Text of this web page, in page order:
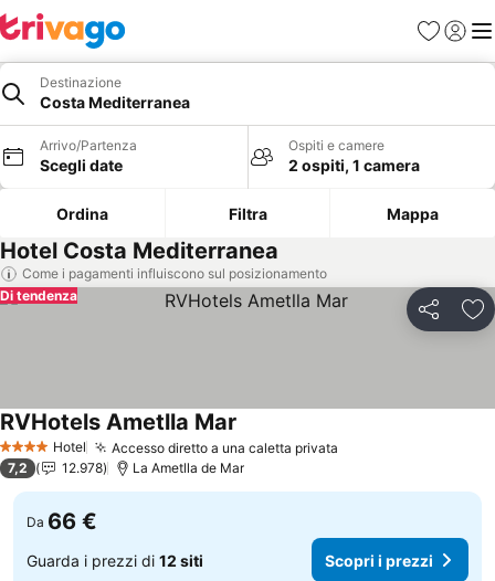
PreferitiAccedi
Destinazione
Costa Mediterranea
Arrivo/Partenza
Scegli date
Ospiti e camere
2 ospiti, 1 camera
Ordina Filtra Mappa
Hotel Costa Mediterranea
Come i pagamenti influiscono sul posizionamento
Condividi
Di tendenza
4 Stelle Hotel Accesso diretto a una caletta privata
RVHotels Ametlla Mar
7,2 12.978 La Ametlla de Mar
Da 66 €
Guarda i prezzi di 12 siti Scopri i prezzi